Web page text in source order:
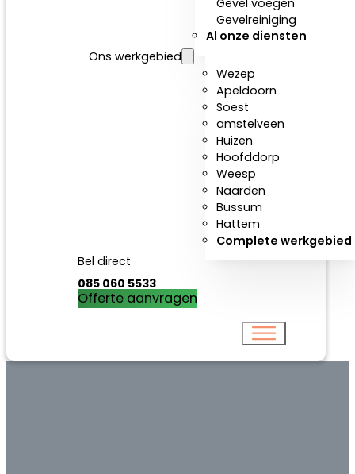
Gevelreiniging
Al onze diensten
Ons werkgebied
Wezep
Apeldoorn
Soest
amstelveen
Huizen
Hoofddorp
Weesp
Naarden
Bussum
Hattem
Complete werkgebied
Bel direct
085 060 5533
Offerte aanvragen